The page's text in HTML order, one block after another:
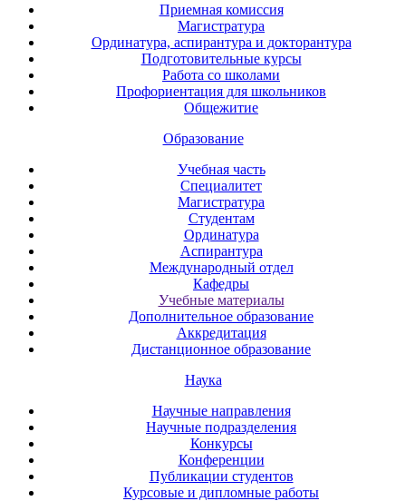
Приемная комиссия
Магистратура
Ординатура, аспирантура и докторантура
Подготовительные курсы
Работа со школами
Профориентация для школьников
Общежитие
Образование
Учебная часть
Специалитет
Магистратура
Студентам
Ординатура
Аспирантура
Международный отдел
Кафедры
Учебные материалы
Дополнительное образование
Аккредитация
Дистанционное образование
Наука
Научные направления
Научные подразделения
Конкурсы
Конференции
Публикации студентов
Курсовые и дипломные работы